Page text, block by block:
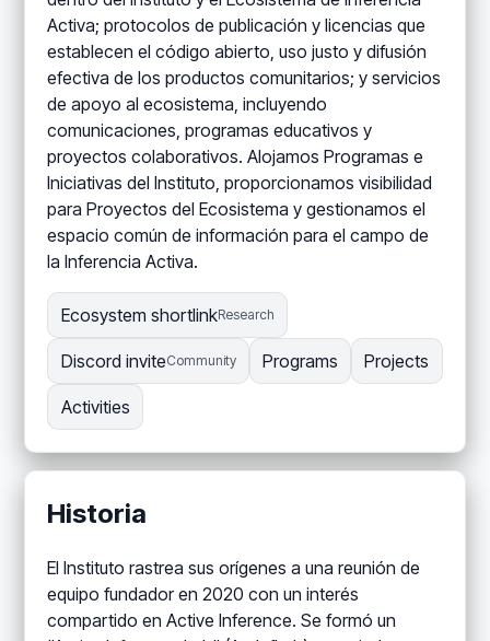
Activa; protocolos de publicación y licencias que
establecen el código abierto, uso justo y difusión
efectiva de los productos comunitarios; y servicios
de apoyo al ecosistema, incluyendo
comunicaciones, programas educativos y
proyectos colaborativos. Alojamos Programas e
Iniciativas del Instituto, proporcionamos visibilidad
para Proyectos del Ecosistema y gestionamos el
espacio común de información para el campo de
la Inferencia Activa.
Ecosystem shortlinkResearch
Discord inviteCommunity Programs Projects
Activities
Historia
El Instituto rastrea sus orígenes a una reunión de
equipo fundador en 2020 con un interés
compartido en Active Inference. Se formó un